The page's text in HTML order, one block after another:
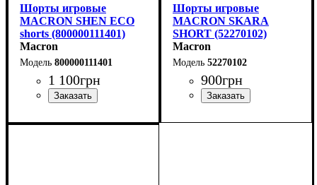
Шорты игровые
MACRON SHEN ECO
shorts (800000111401)
Macron
800000111401
1 100грн
Шорты игровые
MACRON SKARA
SHORT (52270102)
Macron
52270102
900грн